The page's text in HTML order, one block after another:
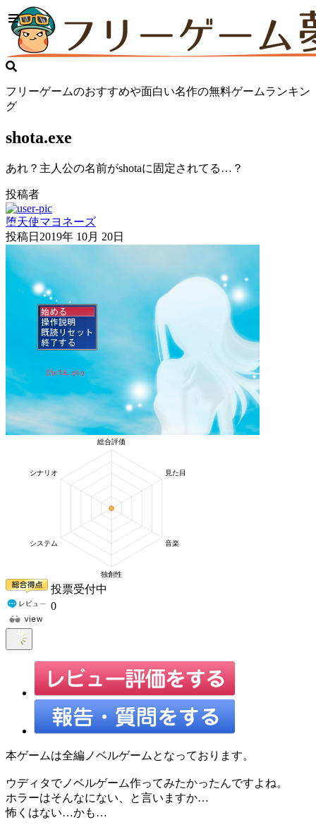
フリーゲームのおすすめや面白い名作の無料ゲームランキン
グ
shota.exe
あれ？主人公の名前がshotaに固定されてる…？
投稿者
堕天使マヨネーズ
投稿日 2019年 10月 20日
投票受付中
0
本ゲームは全編ノベルゲームとなっております。
ウディタでノベルゲーム作ってみたかったんですよね。
ホラーはそんなにない、と言いますか…
怖くはない…かも…